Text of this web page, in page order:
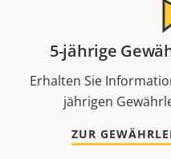
5-jährige
Erhalten Sie
jährigen
ZUR